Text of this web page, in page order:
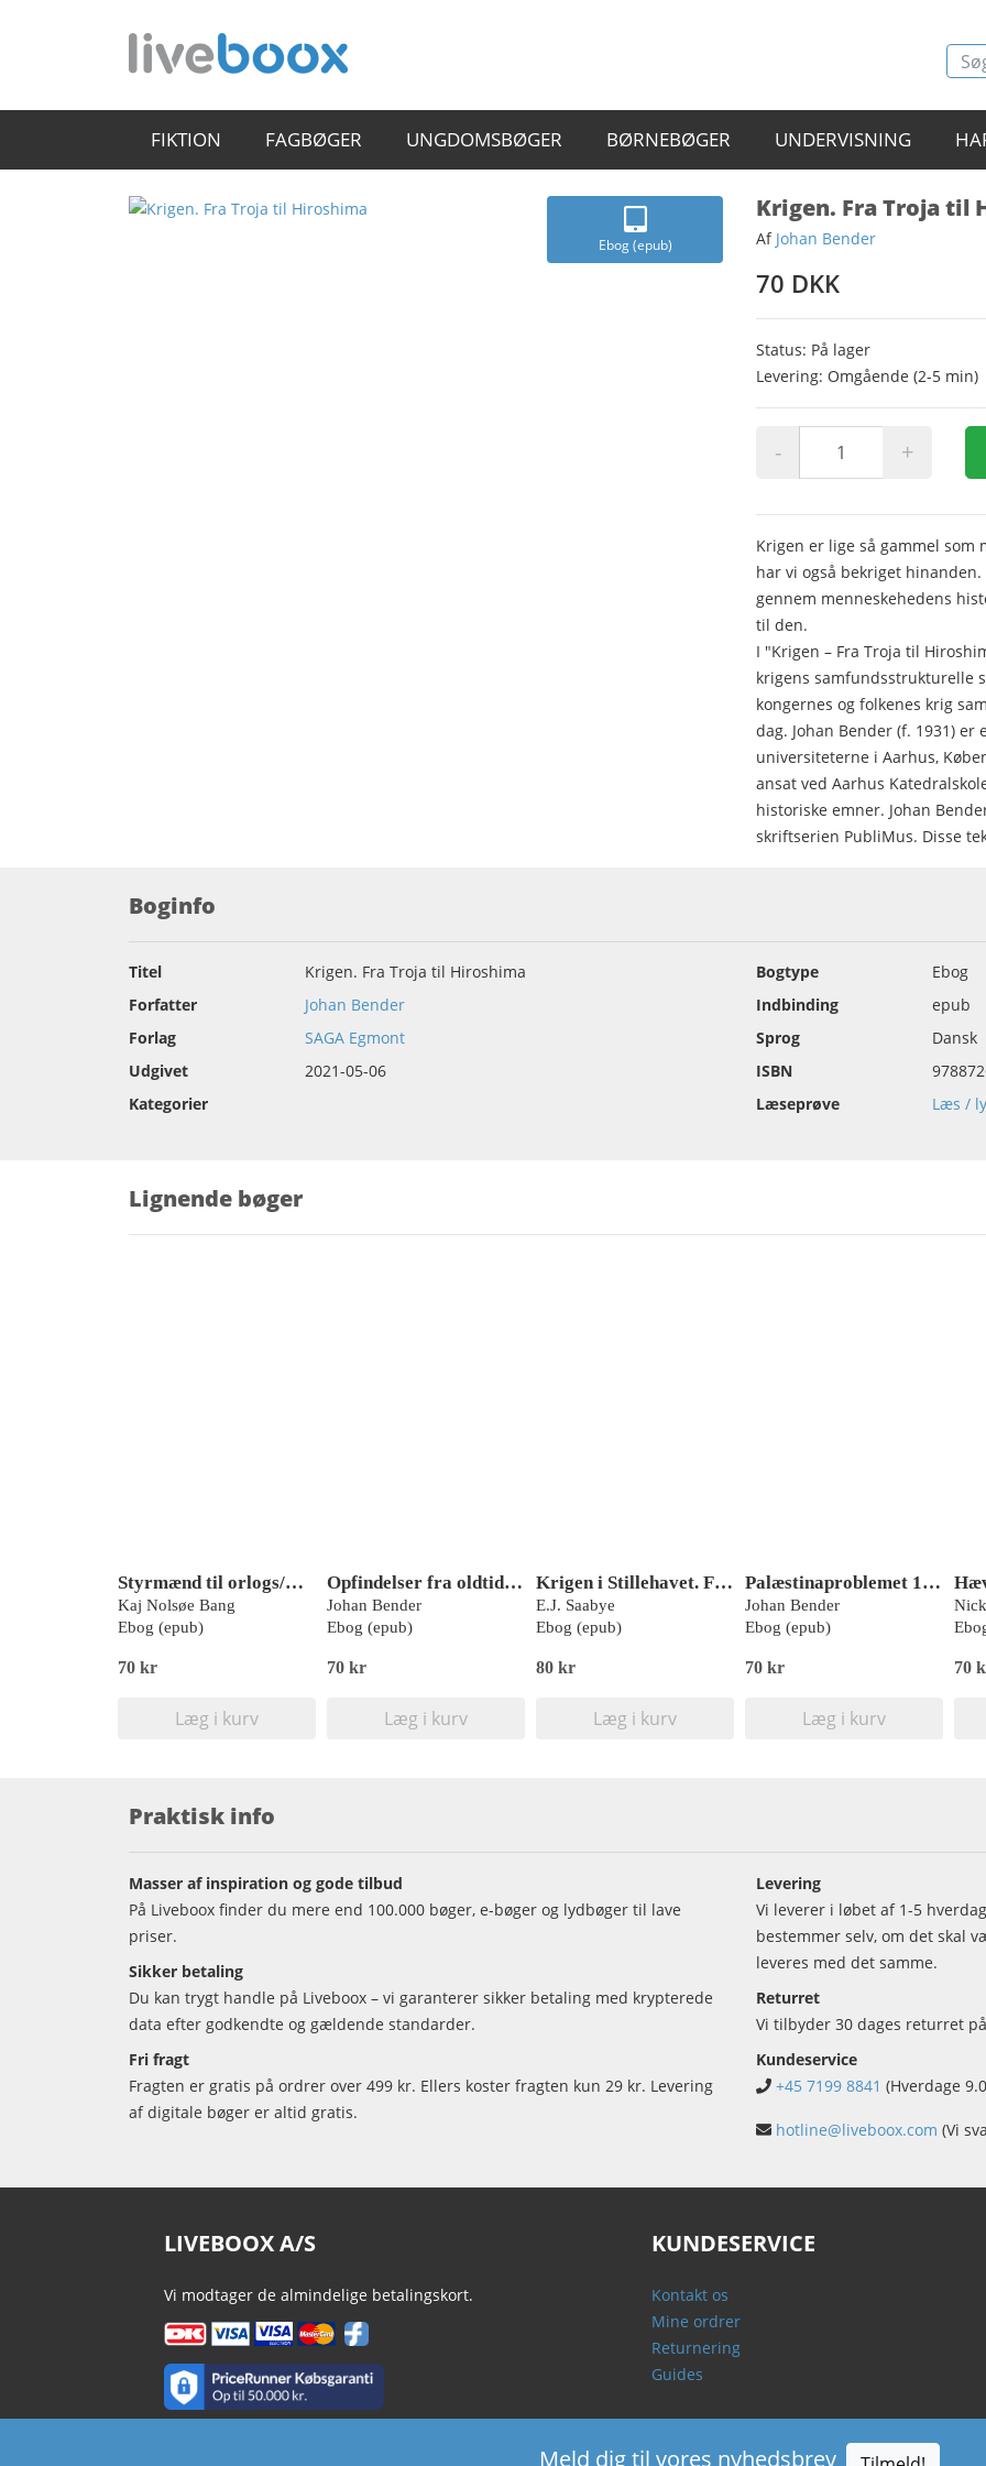
FIKTION FAGBØGER UNGDOMSBØGER BØRNEBØGER UNDERVISNING
Ebog (epub)
Krigen. Fra Troja til
Af Johan Bender
70 DKK
Status: På lager
Levering: Omgående (2-5 min)
- +
Krigen er lige så gammel som
har vi også bekriget
gennem menneskehedens
til den.
I "Krigen – Fra Troja til
krigens samfundsstrukturelle
kongernes og folkenes krig
dag. Johan Bender (f. 1931)
universiteterne i Aarhus,
ansat ved Aarhus
historiske emner. Johan
skriftserien PubliMus. Disse
Boginfo
Titel
Krigen. Fra Troja til Hiroshima
Forfatter
Johan Bender
Forlag
SAGA Egmont
Udgivet
2021-05-06
Kategorier
Bogtype
Ebog
Indbinding
epub
Sprog
Dansk
ISBN
Læseprøve
Læs /
Lignende bøger
Styrmænd til orlogs/Marinen under krigen
Kaj Nolsøe Bang
Ebog (epub)
70 kr
Læg i kurv
Opfindelser fra oldtid til nutid
Johan Bender
Ebog (epub)
70 kr
Læg i kurv
Krigen i Stillehavet. Fra Pearl Harbor til Hiroshima
E.J. Saabye
Ebog (epub)
80 kr
Læg i kurv
Palæstinaproblemet 1955-1974. Gennem tre krige i Mellemøsten til fredskonference i Genève
Johan Bender
Ebog (epub)
70 kr
Læg i kurv
70
Praktisk info
Masser af inspiration og gode tilbud
På Liveboox finder du mere end 100.000 bøger, e-bøger og lydbøger til lave
priser.
Sikker betaling
Du kan trygt handle på Liveboox – vi garanterer sikker betaling med krypterede
data efter godkendte og gældende standarder.
Fri fragt
Fragten er gratis på ordrer over 499 kr. Ellers koster fragten kun 29 kr. Levering
af digitale bøger er altid gratis.
Levering
Vi leverer i løbet af 1-5
bestemmer selv, om det skal
leveres med det samme.
Returret
Vi tilbyder 30 dages returret
Kundeservice
+45 7199 8841 (Hverdage
hotline@liveboox.com (Vi
LIVEBOOX A/S
Vi modtager de almindelige betalingskort.
KUNDESERVICE
Kontakt os
Mine ordrer
Returnering
Guides
Meld dig til vores nyhedsbrev